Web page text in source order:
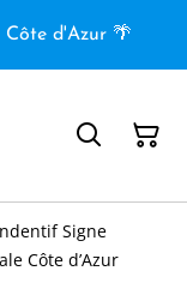
d'Azur 🌴
Signe
Côte d’Azur